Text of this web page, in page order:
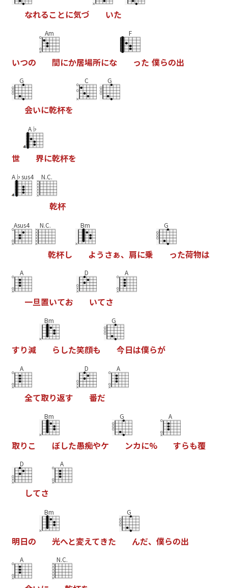
なれるこ とに気づ いた
いつの
Am
間にか居場所にな
F
った 僕らの出
G
会いに乾杯を
C G
世
A♭
界に乾杯を
A♭sus4 N.C.
乾杯
Asus4 N.C.
乾杯し
Bm
よう さぁ、 肩に乗
G
った荷物は
A
一旦置いてお
D
いてさ
A
すり減
Bm
ら した笑顔も
G
今日は僕らが
A
全て取り返す
D
番だ
A
取り こ
Bm
ぼした愚痴やケ
G
ンカに%
A
すらも覆
D
してさ
A
明日の
Bm
光へと変えてきた
G
んだ、 僕らの出
A N.C.